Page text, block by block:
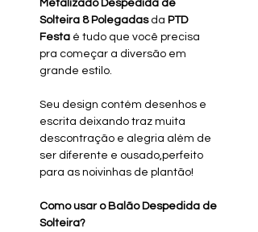
Metalizado Despedida de
Solteira 8 Polegadasda PTD
Festa é tudo que você precisa
pra começar a diversão em
grande estilo.
Seu design contém desenhos e
escrita deixando traz muita
descontração e alegria além de
ser diferente e ousado,perfeito
para as noivinhas de plantão!
Como usar o Balão Despedida de
Solteira?